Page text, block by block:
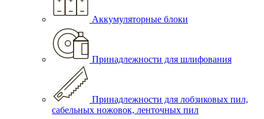
Аккумуляторные блоки
Принадлежности для шлифования
Принадлежности для лобзиковых пил,
сабельных ножовок, ленточных пил